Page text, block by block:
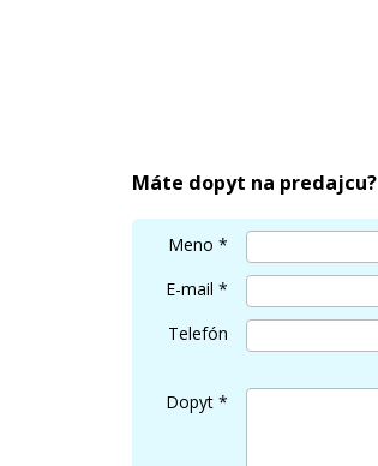
Máte dopyt na predajcu?
Meno *
E-mail *
Telefón
Dopyt *